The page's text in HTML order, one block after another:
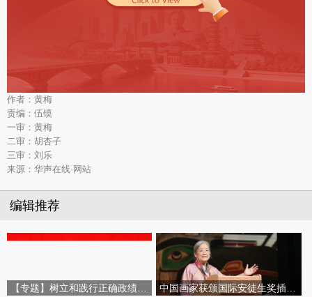
作者：黄梅
责编：伍镆
一审：黄梅
二审：胡杏子
三审：刘乐
来源：华声在线·网站
编辑推荐
【专题】树立和践行正确政绩观学习教育 中国画家获颁国际安徒生奖插画家奖